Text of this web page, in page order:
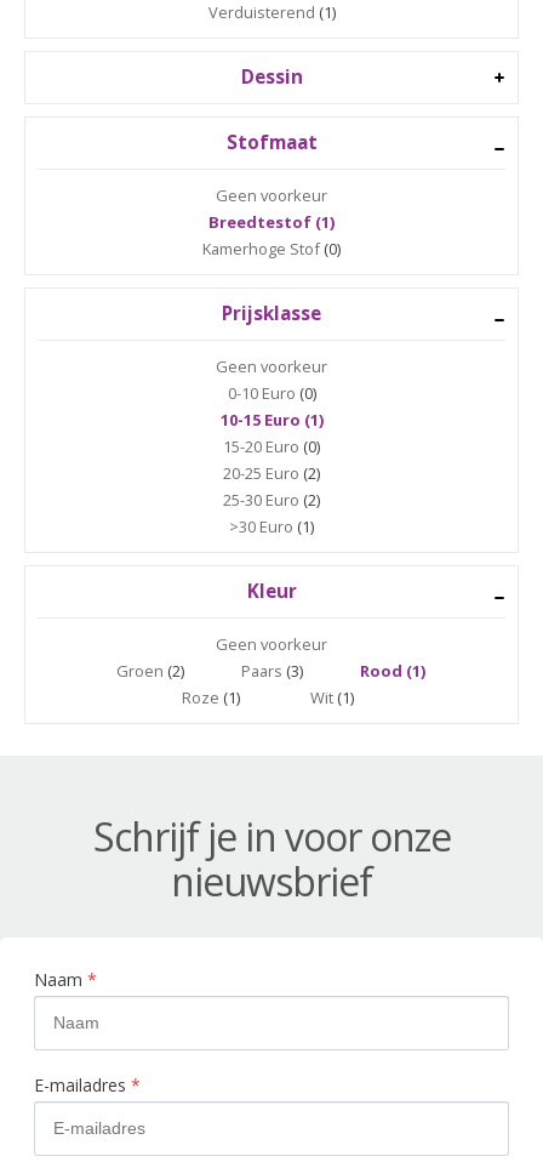
Verduisterend (1)
Dessin
Stofmaat
Geen voorkeur
Breedtestof (1)
Kamerhoge Stof(0)
Prijsklasse
Geen voorkeur
0-10 Euro (0)
10-15 Euro (1)
15-20 Euro (0)
20-25 Euro (2)
25-30 Euro (2)
>30 Euro (1)
Kleur
Geen voorkeur
Groen (2) Paars (3)
Rood (1)
Roze (1) Wit (1)
Schrijf je in voor onze
nieuwsbrief
Naam *
E-mailadres *